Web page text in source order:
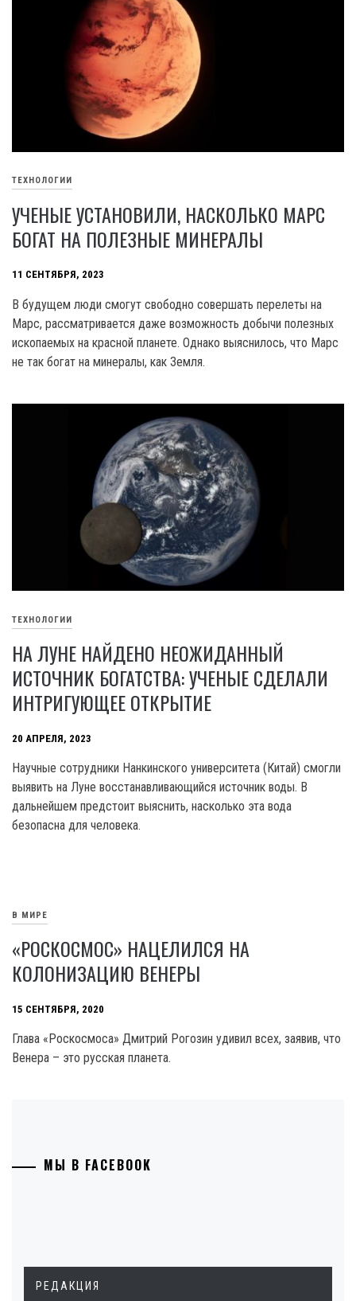
ТЕХНОЛОГИИ
УЧЕНЫЕ УСТАНОВИЛИ, НАСКОЛЬКО МАРС
БОГАТ НА ПОЛЕЗНЫЕ МИНЕРАЛЫ
11 СЕНТЯБРЯ, 2023
В будущем люди смогут свободно совершать перелеты на
Марс, рассматривается даже возможность добычи полезных
ископаемых на красной планете. Однако выяснилось, что Марс
не так богат на минералы, как Земля.
ТЕХНОЛОГИИ
НА ЛУНЕ НАЙДЕНО НЕОЖИДАННЫЙ
ИСТОЧНИК БОГАТСТВА: УЧЕНЫЕ СДЕЛАЛИ
ИНТРИГУЮЩЕЕ ОТКРЫТИЕ
20 АПРЕЛЯ, 2023
Научные сотрудники Нанкинского университета (Китай) смогли
выявить на Луне восстанавливающийся источник воды. В
дальнейшем предстоит выяснить, насколько эта вода
безопасна для человека.
В МИРЕ
«РОСКОСМОС» НАЦЕЛИЛСЯ НА
КОЛОНИЗАЦИЮ ВЕНЕРЫ
15 СЕНТЯБРЯ, 2020
Глава «Роскосмоса» Дмитрий Рогозин удивил всех, заявив, что
Венера – это русская планета.
МЫ В FACEBOOK
РЕДАКЦИЯ